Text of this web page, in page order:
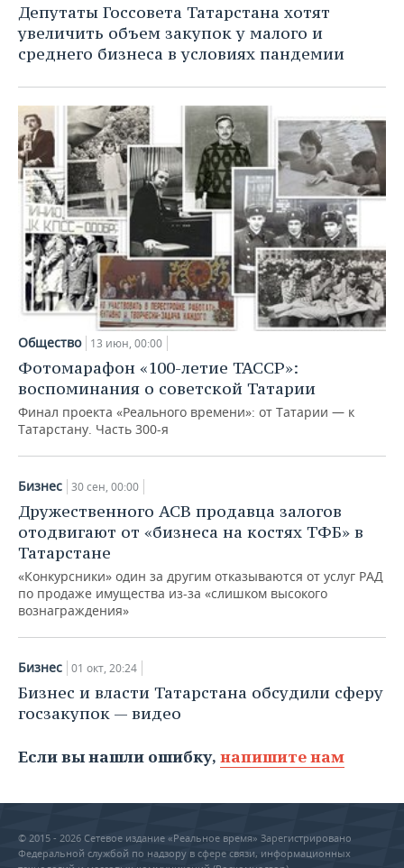
Депутаты Госсовета Татарстана хотят
увеличить объем закупок у малого и
среднего бизнеса в условиях пандемии
Общество 13 июн, 00:00
Фотомарафон «100-летие ТАССР»:
воспоминания о советской Татарии
Финал проекта «Реального времени»: от Татарии — к
Татарстану. Часть 300-я
Бизнес 30 сен, 00:00
Дружественного АСВ продавца залогов
отодвигают от «бизнеса на костях ТФБ» в
Татарстане
«Конкурсники» один за другим отказываются от услуг РАД
по продаже имущества из-за «слишком высокого
вознаграждения»
Бизнес 01 окт, 20:24
Бизнес и власти Татарстана обсудили сферу
госзакупок — видео
Если вы нашли ошибку, напишите нам
© 2015 - 2026 Сетевое издание «Реальное время» Зарегистрировано
Федеральной службой по надзору в сфере связи, информационных